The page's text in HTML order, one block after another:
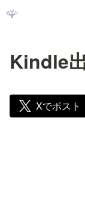
Kindle
Xでポスト